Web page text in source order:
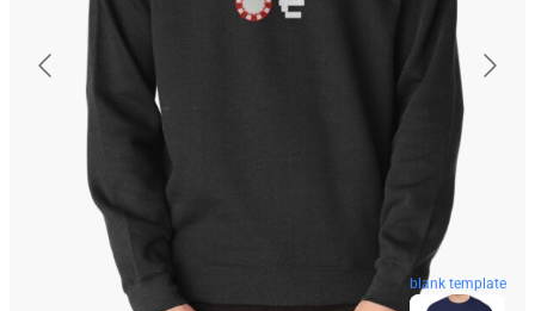
blank template